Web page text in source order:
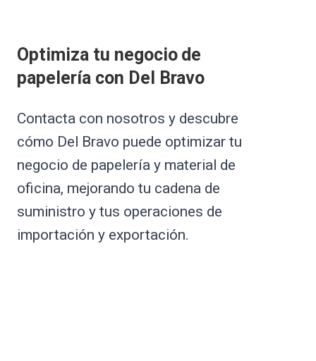
Optimiza tu negocio de
papelería con Del Bravo
Contacta con nosotros y descubre
cómo Del Bravo puede optimizar tu
negocio de papelería y material de
oficina, mejorando tu cadena de
suministro y tus operaciones de
importación y exportación.